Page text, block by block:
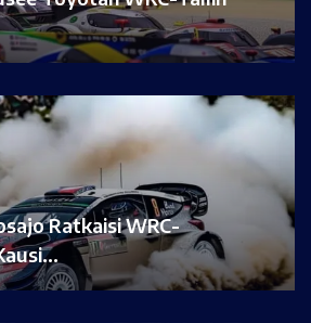
Ratkaisi WRC-